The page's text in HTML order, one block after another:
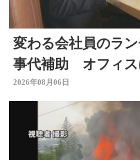
変わる会社員のラ
事代補助 オフィ
2026年08月06日